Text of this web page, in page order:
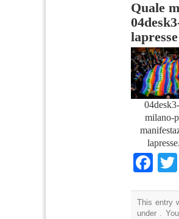
Quale
lapresse
milano-
This entry
under .